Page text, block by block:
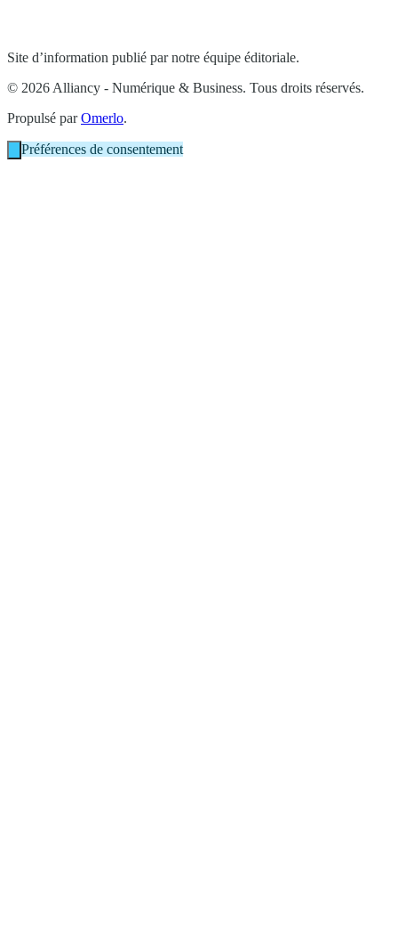
Site d’information publié par notre équipe éditoriale.
© 2026 Alliancy - Numérique & Business. Tous droits réservés.
Propulsé parOmerlo.
Préférences de consentement